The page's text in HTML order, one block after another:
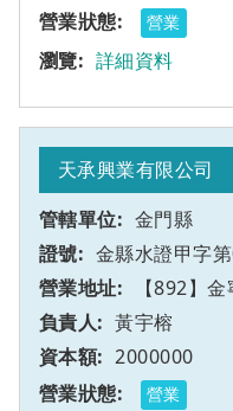
營業
詳細資料
天承興業有限公司
金門縣
金縣水證甲字
【892】
黃宇榕
2000000
營業